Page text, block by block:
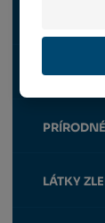
VODU
LÁTKY